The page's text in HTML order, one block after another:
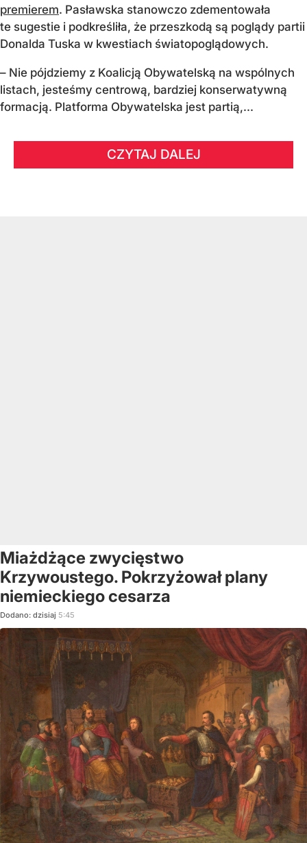
premierem. Pasławska stanowczo zdementowała
te sugestie i podkreśliła, że przeszkodą są poglądy partii
Donalda Tuska w kwestiach światopoglądowych.
– Nie pójdziemy z Koalicją Obywatelską na wspólnych
listach, jesteśmy centrową, bardziej konserwatywną
formacją. Platforma Obywatelska jest partią,...
CZYTAJ DALEJ
Miażdżące zwycięstwo
Krzywoustego. Pokrzyżował plany
niemieckiego cesarza
Dodano: dzisiaj 5:45